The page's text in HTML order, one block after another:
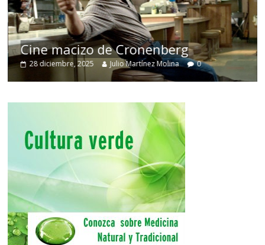
Cine macizo de Cronenberg
28 diciembre, 2025 Julio Martínez Molina 0